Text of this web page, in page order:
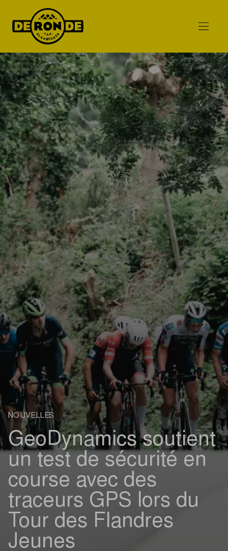
NOUVELLES
GeoDynamics soutient
un test de sécurité en
course avec des
traceurs GPS lors du
Tour des Flandres
Jeunes